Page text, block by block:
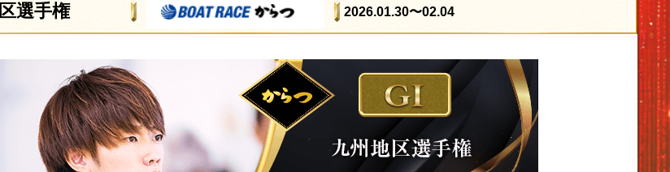
選手権 2026.01.30〜02.04